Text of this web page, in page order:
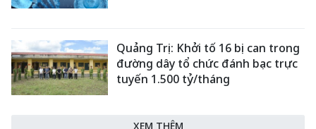
Quảng Trị: Khởi tố 16 bị can trong
đường dây tổ chức đánh bạc trực
tuyến 1.500 tỷ/tháng
XEM THÊM